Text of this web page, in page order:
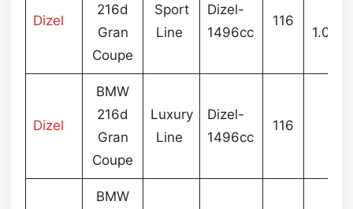
Dizel
216d
Gran
Coupe
Sport
Line
Dizel-
1496cc
116
Dizel
BMW
216d
Gran
Coupe
Luxury
Line
Dizel-
1496cc
116
BMW